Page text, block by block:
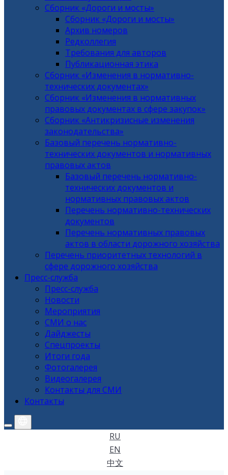
Сборник «Дороги и мосты»
Сборник «Дороги и мосты»
Архив номеров
Редколлегия
Требования для авторов
Публикационная этика
Сборник «Изменения в нормативно-
технических документах»
Сборник «Изменения в нормативных
правовых документах в сфере закупок»
Сборник «Антикризисные изменения
законодательства»
Базовый перечень нормативно-
технических документов и нормативных
правовых актов
Базовый перечень нормативно-
технических документов и
нормативных правовых актов
Перечень нормативно-технических
документов
Перечень нормативных правовых
актов в области дорожного хозяйства
Перечень приоритетных технологий в
сфере дорожного хозяйства
Пресс-служба
Пресс-служба
Новости
Мероприятия
СМИ о нас
Дайджесты
Спецпроекты
Итоги года
Фотогалерея
Видеогалерея
Контакты для СМИ
Контакты
RU
EN
中文